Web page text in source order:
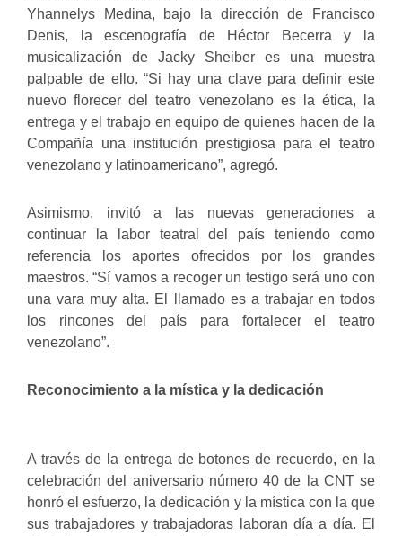
Yhannelys Medina, bajo la dirección de Francisco
Denis, la escenografía de Héctor Becerra y la
musicalización de Jacky Sheiber es una muestra
palpable de ello. “Si hay una clave para definir este
nuevo florecer del teatro venezolano es la ética, la
entrega y el trabajo en equipo de quienes hacen de la
Compañía una institución prestigiosa para el teatro
venezolano y latinoamericano”, agregó.
Asimismo, invitó a las nuevas generaciones a
continuar la labor teatral del país teniendo como
referencia los aportes ofrecidos por los grandes
maestros. “Sí vamos a recoger un testigo será uno con
una vara muy alta. El llamado es a trabajar en todos
los rincones del país para fortalecer el teatro
venezolano”.
Reconocimiento a la mística y la dedicación
A través de la entrega de botones de recuerdo, en la
celebración del aniversario número 40 de la CNT se
honró el esfuerzo, la dedicación y la mística con la que
sus trabajadores y trabajadoras laboran día a día. El